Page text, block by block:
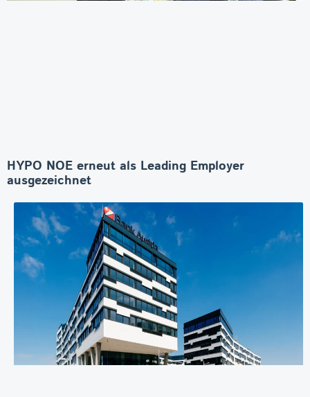
HYPO NOE erneut als Leading Employer
ausgezeichnet